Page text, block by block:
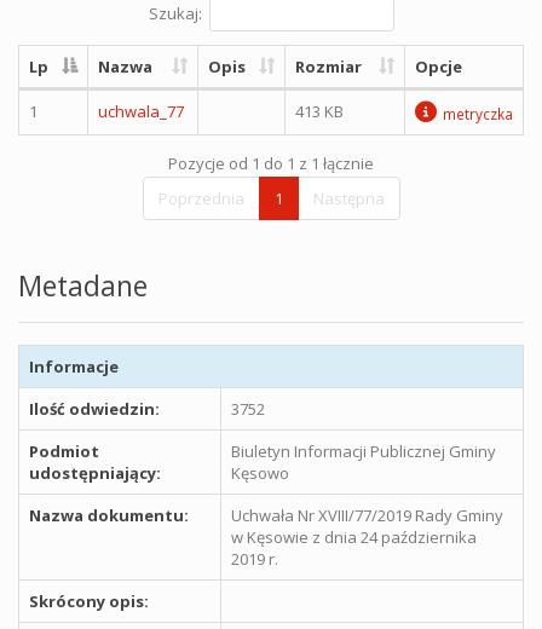
Szukaj:
Lp Nazwa Opis Rozmiar Opcje
1 uchwala_77 413 KB metryczka
Pozycje od 1 do 1 z 1 łącznie
Poprzednia
1 Następna
Metadane
Informacje
Ilość odwiedzin:
3752
Podmiot
udostępniający:
Biuletyn Informacji Publicznej Gminy
Kęsowo
Nazwa dokumentu:
Uchwała Nr XVIII/77/2019 Rady Gminy
w Kęsowie z dnia 24 października
2019 r.
Skrócony opis: